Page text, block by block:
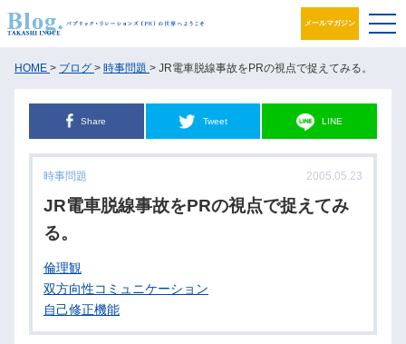
メールマガジン
ブログ
プロフィール
パブリック・リレーションズとは
アカデミック活動
井之上PRグループ
HOME > ブログ > 時事問題 > JR電車脱線事故をPRの視点で捉えてみる。
Share Tweet LINE
時事問題 2005.05.23
JR電車脱線事故をPRの視点で捉えてみ
る。
倫理観
双方向性コミュニケーション
自己修正機能